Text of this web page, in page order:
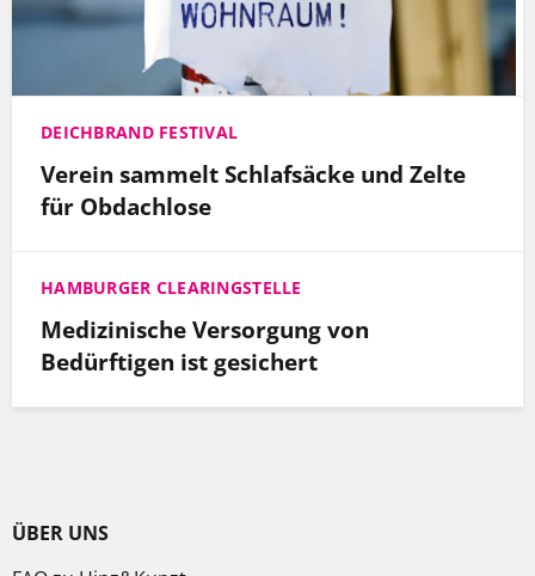
DEICHBRAND FESTIVAL
Verein sammelt Schlafsäcke und Zelte
für Obdachlose
HAMBURGER CLEARINGSTELLE
Medizinische Versorgung von
Bedürftigen ist gesichert
ÜBER UNS